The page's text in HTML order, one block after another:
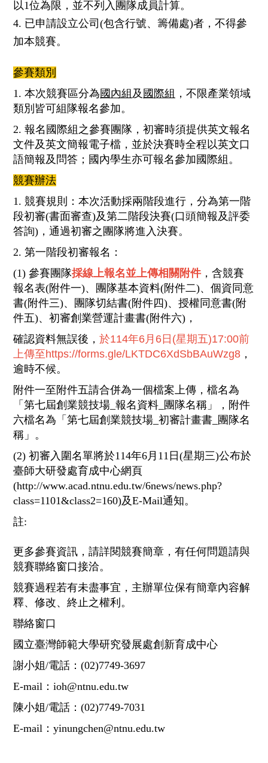
以1位為限，並不列入團隊成員計算。
4. 已申請設立公司(包含行號、籌備處)者，不得參
加本競賽。
參賽類別
1. 本次競賽區分為國內組 及 國際組 ，不限產業領域
類別皆可組隊報名參加。
2. 報名國際組之參賽團隊，初審時須提供英文報名
文件及英文簡報電子檔，並於決賽時全程以英文口
語簡報及問答；國內學生亦可報名參加國際組。
競賽辦法
1. 競賽規則：本次活動採兩階段進行，分為第一階
段初審(書面審查)及第二階段決賽(口頭簡報及評委
答詢)，通過初審之團隊將進入決賽。
2. 第一階段初審報名：
(1) 參賽團隊採線上報名並上傳相關附件，含競賽
報名表(附件一)、團隊基本資料(附件二)、個資同意
書(附件三)、團隊切結書(附件四)、授權同意書(附
件五)、初審創業營運計畫書(附件六)，
確認資料無誤後， 於114年6月6日(星期五)17:00前
上傳至https://forms.gle/LKTDC6XdSbBAuWzg8 ，
逾時不候。
附件一至附件五請合併為一個檔案上傳，檔名為
「第七屆創業競技場_報名資料_團隊名稱」，附件
六檔名為「第七屆創業競技場_初審計畫書_團隊名
稱」。
(2) 初審入圍名單將於114年6月11日(星期三)公布於
臺師大研發處育成中心網頁
(http://www.acad.ntnu.edu.tw/6news/news.php?
class=1101&class2=160)及E-Mail通知。
註:
更多參賽資訊，請詳閱競賽簡章，有任何問題請與
競賽聯絡窗口接洽。
競賽過程若有未盡事宜，主辦單位保有簡章內容解
釋、修改、終止之權利。
聯絡窗口
國立臺灣師範大學研究發展處創新育成中心
謝小姐/電話：(02)7749-3697
E-mail：ioh@ntnu.edu.tw
陳小姐/電話：(02)7749-7031
E-mail：yinungchen@ntnu.edu.tw